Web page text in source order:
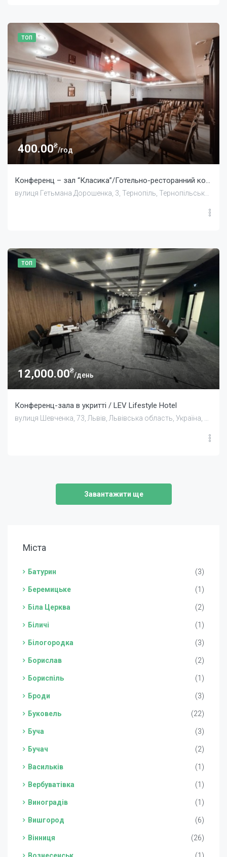
ТОП
400.00₴
/год
ТОП
12,000.00₴
/день
Конференц-зала в укритті / LEV Lifestyle Hotel
вулиця Шевченка, 73, Львів, Львівська область, Україна, 79000
Завантажити ще
Міста
Батурин (3)
Беремицьке (1)
Біла Церква (2)
Біличі (1)
Білогородка (3)
Борислав (2)
Бориспіль (1)
Броди (3)
Буковель (22)
Буча (3)
Бучач (2)
Васильків (1)
Вербуватівка (1)
Виноградів (1)
Вишгород (6)
Вінниця (26)